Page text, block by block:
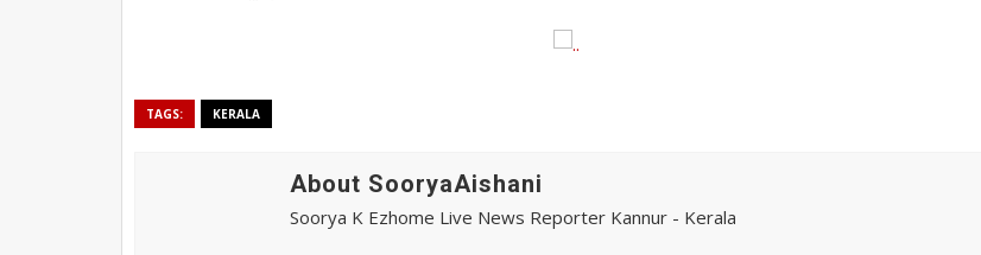
TAGS: KERALA
About SooryaAishani
Soorya K Ezhome Live News Reporter Kannur - Kerala